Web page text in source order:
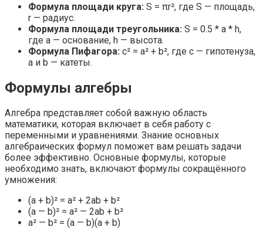
Формула площади круга: S = πr², где S — площадь,
r — радиус.
Формула площади треугольника: S = 0.5 * a * h,
где a — основание, h — высота.
Формула Пифагора: c² = a² + b², где c — гипотенуза,
a и b — катеты.
Формулы алгебры
Алгебра представляет собой важную область
математики, которая включает в себя работу с
переменными и уравнениями. Знание основных
алгебраических формул поможет вам решать задачи
более эффективно. Основные формулы, которые
необходимо знать, включают формулы сокращённого
умножения:
(a + b)² = a² + 2ab + b²
(a — b)² = a² — 2ab + b²
a² — b² = (a — b)(a + b)